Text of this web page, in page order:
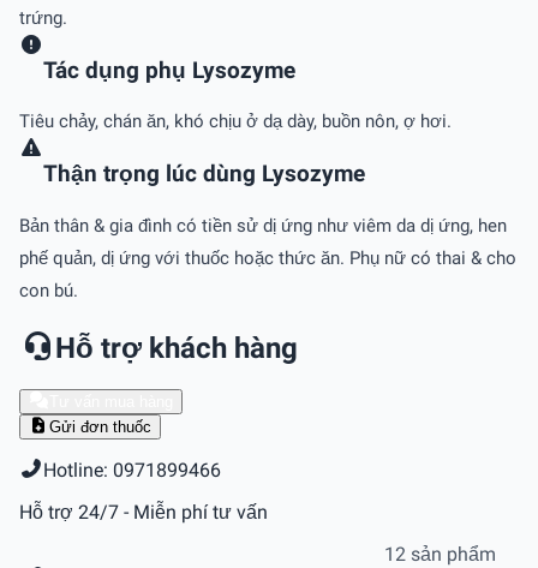
trứng.
Tác dụng phụ Lysozyme
Tiêu chảy, chán ăn, khó chịu ở dạ dày, buồn nôn, ợ hơi.
Thận trọng lúc dùng Lysozyme
Bản thân & gia đình có tiền sử dị ứng như viêm da dị ứng, hen
phế quản, dị ứng với thuốc hoặc thức ăn. Phụ nữ có thai & cho
con bú.
Hỗ trợ khách hàng
Gửi đơn thuốc
Hotline: 0971899466
Hỗ trợ 24/7 - Miễn phí tư vấn
12 sản phẩm